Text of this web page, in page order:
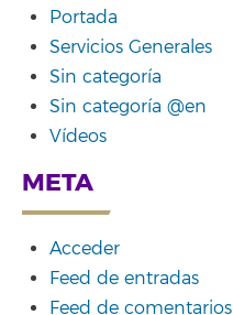
Portada
Servicios Generales
Sin categoría
Sin categoría @en
Vídeos
META
Acceder
Feed de entradas
Feed de comentarios